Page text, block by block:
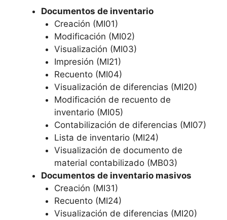
Documentos de inventario
Creación (MI01)
Modificación (MI02)
Visualización (MI03)
Impresión (MI21)
Recuento (MI04)
Visualización de diferencias (MI20)
Modificación de recuento de
inventario (MI05)
Contabilización de diferencias (MI07)
Lista de inventario (MI24)
Visualización de documento de
material contabilizado (MB03)
Documentos de inventario masivos
Creación (MI31)
Recuento (MI24)
Visualización de diferencias (MI20)